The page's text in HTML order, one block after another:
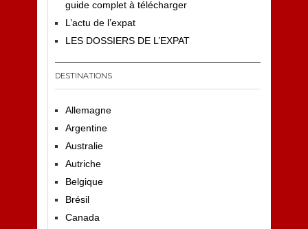
guide complet à télécharger
L’actu de l’expat
LES DOSSIERS DE L’EXPAT
DESTINATIONS
Allemagne
Argentine
Australie
Autriche
Belgique
Brésil
Canada